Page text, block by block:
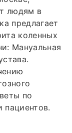
людям в
предлагает
коленных
Мануальная
по
пациентов.